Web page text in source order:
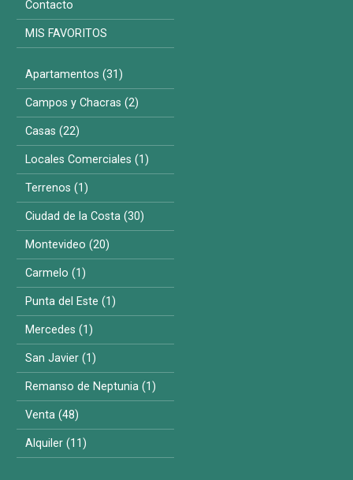
Contacto
MIS FAVORITOS
Apartamentos (31)
Campos y Chacras (2)
Casas (22)
Locales Comerciales (1)
Terrenos (1)
Ciudad de la Costa (30)
Montevideo (20)
Carmelo (1)
Punta del Este (1)
Mercedes (1)
San Javier (1)
Remanso de Neptunia (1)
Venta (48)
Alquiler (11)